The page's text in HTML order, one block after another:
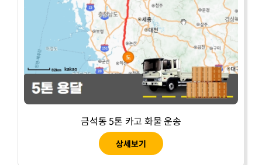
금석동 5톤 카고 화물 운송
상세보기